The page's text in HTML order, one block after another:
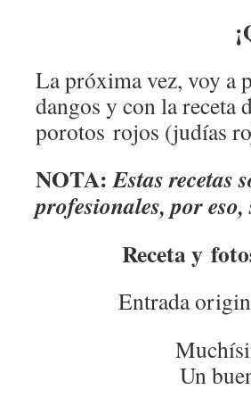
La próxima vez, voy a
dangos y con la receta
porotos rojos (judías
NOTA: Estas recetas
profesionales, por
Receta y
Entrada
Un